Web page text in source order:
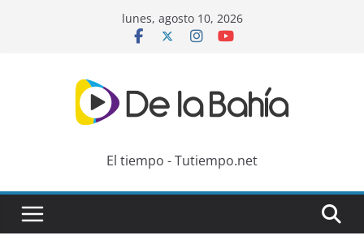
lunes, agosto 10, 2026
El tiempo - Tutiempo.net